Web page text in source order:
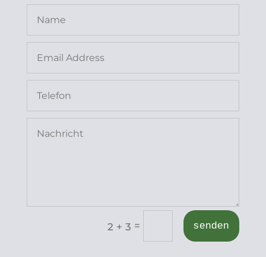
2 + 3 = senden